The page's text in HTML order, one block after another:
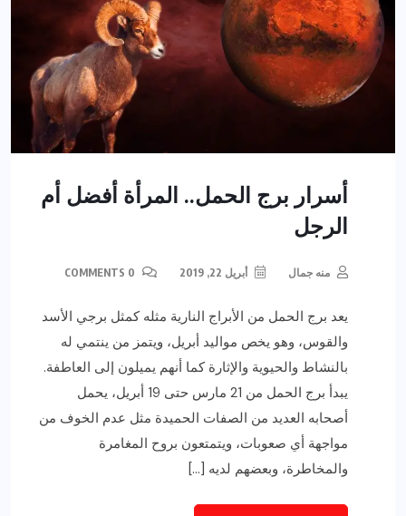
أسرار برج الحمل.. المرأة أفضل أم
الرجل
منه جمال أبريل 22, 2019
يعد برج الحمل من الأبراج النارية مثله كمثل برجي الأسد
والقوس، وهو يخص مواليد أبريل، ويتمز من ينتمي له
بالنشاط والحيوية والإثارة كما أنهم يميلون إلى العاطفة.
يبدأ برج الحمل من 21 مارس حتى 19 أبريل، يحمل
أصحابه العديد من الصفات الحميدة مثل عدم الخوف من
مواجهة أي صعوبات، ويتمتعون بروح المغامرة
والمخاطرة، وبعضهم لديه […]